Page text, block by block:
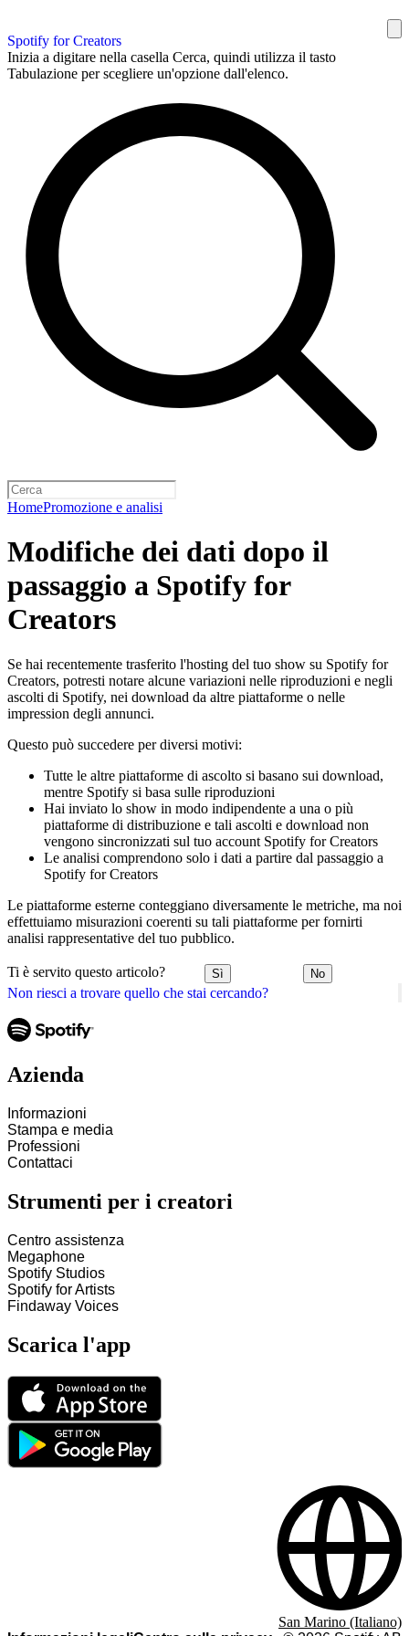
Spotify for Creators
Inizia a digitare nella casella Cerca, quindi utilizza il tasto
Tabulazione per scegliere un'opzione dall'elenco.
HomePromozione e analisi
Non riesci a trovare quello che stai cercando?
Modifiche dei dati dopo il
passaggio a Spotify for
Creators
Se hai recentemente trasferito l'hosting del tuo show su Spotify for
Creators, potresti notare alcune variazioni nelle riproduzioni e negli
ascolti di Spotify, nei download da altre piattaforme o nelle
impression degli annunci.
Questo può succedere per diversi motivi:
Tutte le altre piattaforme di ascolto si basano sui download,
mentre Spotify si basa sulle riproduzioni
Hai inviato lo show in modo indipendente a una o più
piattaforme di distribuzione e tali ascolti e download non
vengono sincronizzati sul tuo account Spotify for Creators
Le analisi comprendono solo i dati a partire dal passaggio a
Spotify for Creators
Le piattaforme esterne conteggiano diversamente le metriche, ma noi
effettuiamo misurazioni coerenti su tali piattaforme per fornirti
analisi rappresentative del tuo pubblico.
Ti è servito questo articolo? Sì No
Azienda
Informazioni
Stampa e media
Professioni
Contattaci
Strumenti per i creatori
Centro assistenza
Megaphone
Spotify Studios
Spotify for Artists
Findaway Voices
Scarica l'app
San Marino (Italiano)